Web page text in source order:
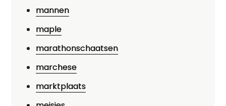
mannen
maple
marathonschaatsen
marchese
marktplaats